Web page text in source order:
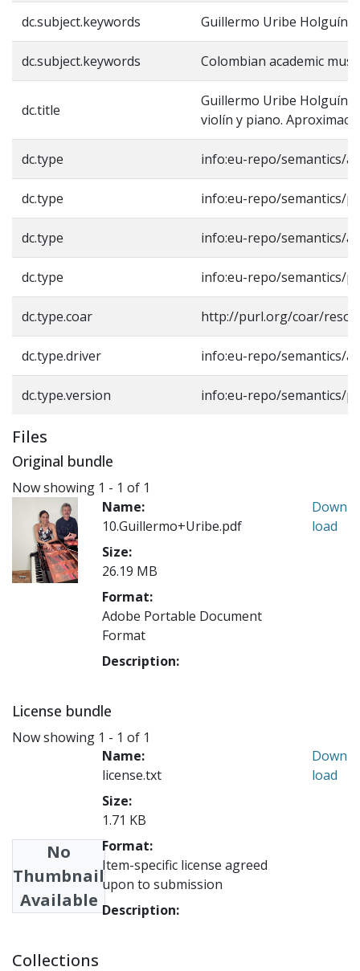
dc.subject.keywords Guillermo Uribe Holguín
dc.subject.keywords Colombian academic
dc.title
Guillermo Uribe Holguín:
violín y piano.
dc.type info:eu-repo/semantics/
dc.type info:eu-repo/semantics/
dc.type info:eu-repo/semantics/
dc.type info:eu-repo/semantics/
dc.type.coar http://purl.org/coar/
dc.type.driver info:eu-repo/semantics/
dc.type.version info:eu-repo/semantics/
Files
Original bundle
Now showing 1 - 1 of 1
Name:
10.Guillermo+Uribe.pdf
Size:
26.19 MB
Format:
Adobe Portable Document
Format
Description:
Down
load
License bundle
Now showing 1 - 1 of 1
No
Thumbnail
Available
Name:
license.txt
Size:
1.71 KB
Format:
Item-specific license agreed
upon to submission
Description:
Down
load
Collections